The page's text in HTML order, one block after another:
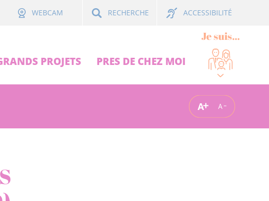
WEBCAM RECHERCHE ACCESSIBILITÉ
PROJETS PRES DE CHEZ MOI
Je suis...
A A